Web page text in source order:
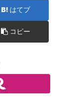
はてブ
コピー